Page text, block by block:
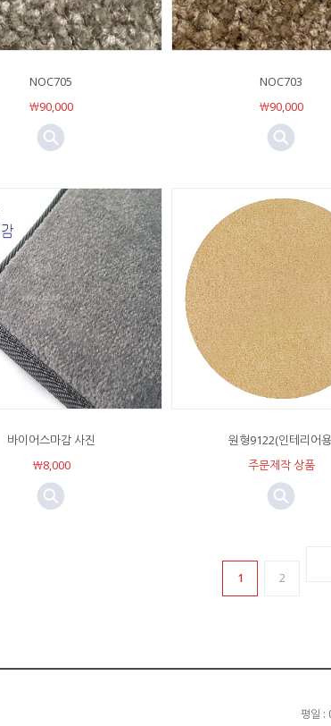
NOC705
￦90,000
NOC703
￦90,000
바이어스마감 사진
￦8,000
원형9122(인테리어
주문제작 상품
1 2
평일